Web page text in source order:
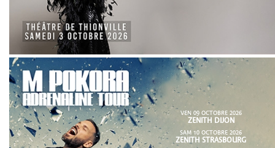
VEN 09 OCTOBRE 2026
ZENITH DIJON
SAM 10 OCTOBRE 2026
ZENITH STRASBOURG